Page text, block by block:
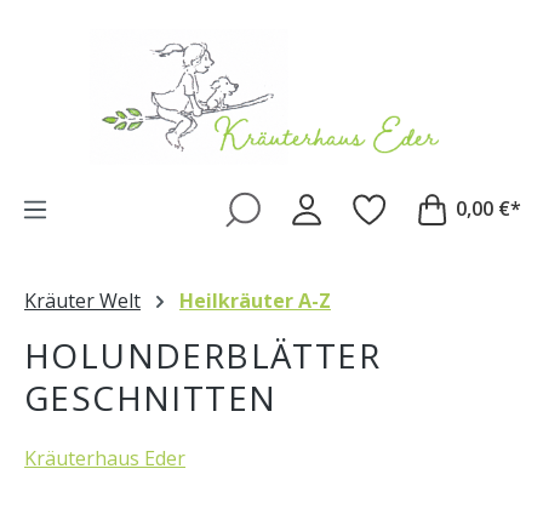
0,00 €*
Kräuter Welt Heilkräuter A-Z
HOLUNDERBLÄTTER
GESCHNITTEN
Kräuterhaus Eder